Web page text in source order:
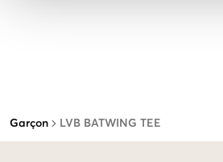
Garçon LVB BATWING TEE